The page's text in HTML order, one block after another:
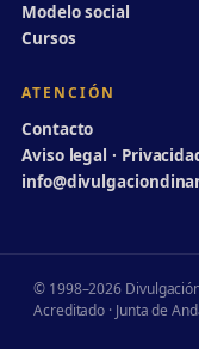
Modelo social
Cursos
ATENCIÓN
Contacto
Aviso legal ·
© 1998–2026
Acreditado · Junta de